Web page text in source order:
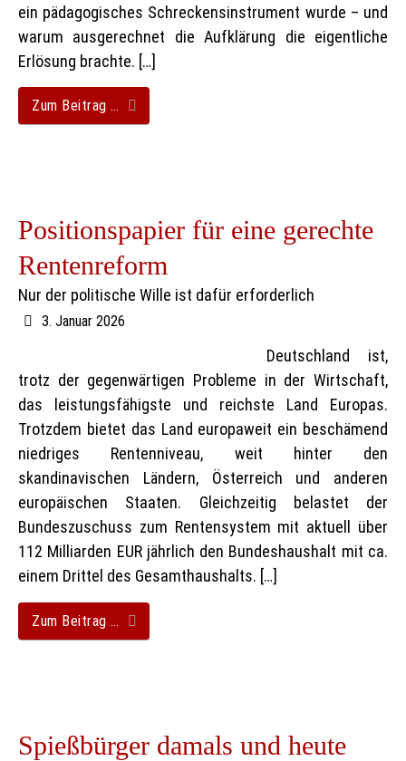
ein pädagogisches Schreckensinstrument wurde – und
warum ausgerechnet die Aufklärung die eigentliche
Erlösung brachte. […]
Zum Beitrag …
Positionspapier für eine gerechte
Rentenreform
Nur der politische Wille ist dafür erforderlich
3. Januar 2026
Deutschland ist,
trotz der gegenwärtigen Probleme in der Wirtschaft,
das leistungsfähigste und reichste Land Europas.
Trotzdem bietet das Land europaweit ein beschämend
niedriges Rentenniveau, weit hinter den
skandinavischen Ländern, Österreich und anderen
europäischen Staaten. Gleichzeitig belastet der
Bundeszuschuss zum Rentensystem mit aktuell über
112 Milliarden EUR jährlich den Bundeshaushalt mit ca.
einem Drittel des Gesamthaushalts. […]
Zum Beitrag …
Spießbürger damals und heute